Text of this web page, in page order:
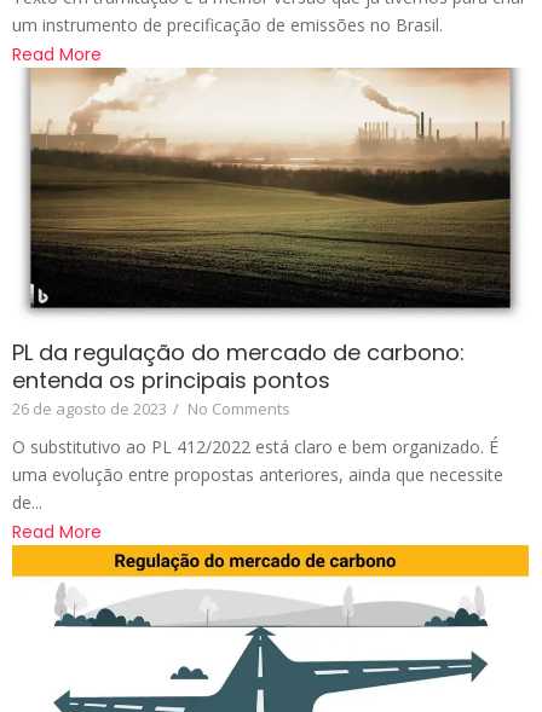
um instrumento de precificação de emissões no Brasil.
Read More
PL da regulação do mercado de carbono:
entenda os principais pontos
26 de agosto de 2023 / No Comments
O substitutivo ao PL 412/2022 está claro e bem organizado. É
uma evolução entre propostas anteriores, ainda que necessite
de...
Read More